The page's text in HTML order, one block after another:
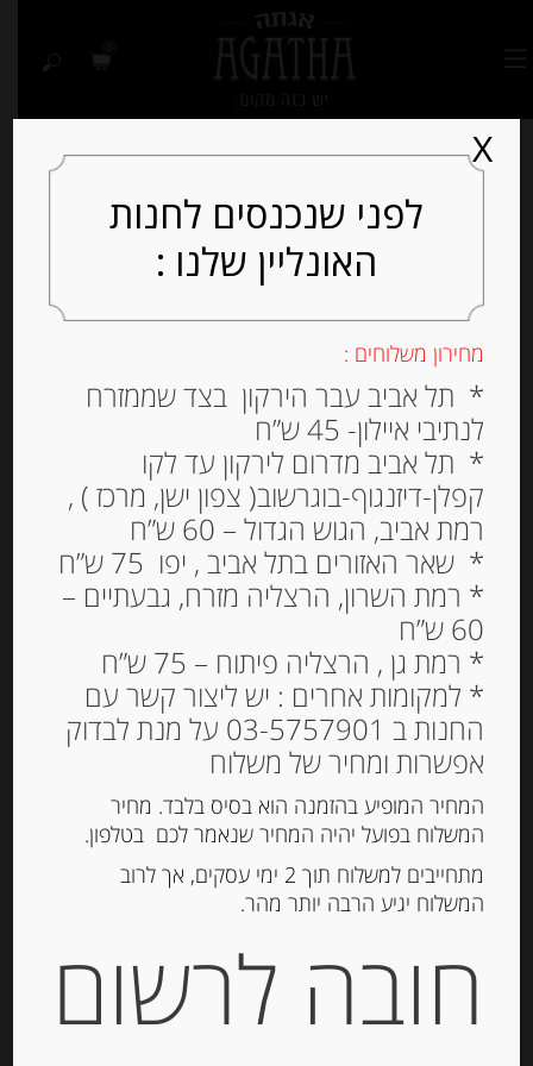
Out of
יוגורט עזים צרפתי בטעם
לימון 3.7% שומן
₪14.00
המלאי אזל
מק"ט: 3184670004630
קטגוריה:מוצרי חלב נוספים
תיאור
לפני שנכנסים לחנות
האונליין שלנו :
מחירון משלוחים :
* תל אביב עבר הירקון בצד שממזרח
לנתיבי איילון- 45 ש”ח
* תל אביב מדרום לירקון עד לקו
קפלן-דיזנגוף-בוגרשוב( צפון ישן, מרכז ) ,
רמת אביב, הגוש הגדול – 60 ש”ח
* שאר האזורים בתל אביב , יפו 75 ש”ח
* רמת השרון, הרצליה מזרח, גבעתיים –
60 ש”ח
* רמת גן , הרצליה פיתוח – 75 ש”ח
* למקומות אחרים : יש ליצור קשר עם
החנות ב 03-5757901 על מנת לבדוק
אפשרות ומחיר של משלוח
המחיר המופיע בהזמנה הוא בסיס בלבד. מחיר
המשלוח בפועל יהיה המחיר שנאמר לכם בטלפון.
מתחייבים למשלוח תוך 2 ימי עסקים, אך לרוב
המשלוח יגיע הרבה יותר מהר.
חובה לרשום
X